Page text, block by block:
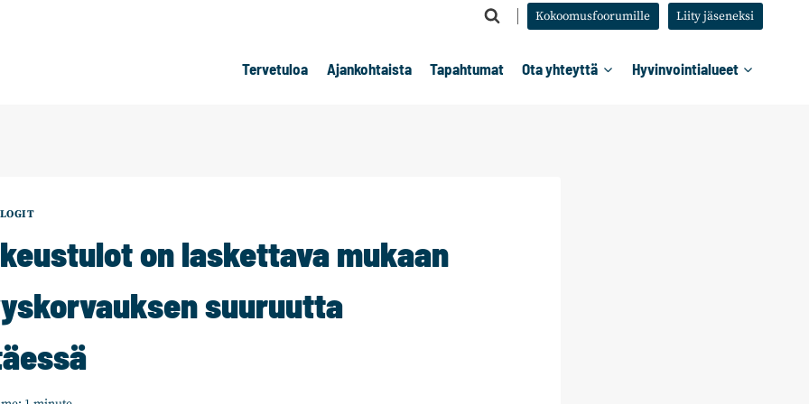
Kokoomusfoorumille Liity jäseneksi
Tervetuloa Ajankohtaista Tapahtumat Ota yhteyttä Hyvinvointialueet
on laskettava mukaan
suuruutta